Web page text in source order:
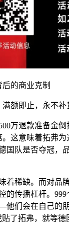
的商业克制
额即止，永不补
万退款准备金
。这意味着拓弗
队是否夺冠，
着稀缺。而对品
的传播杠杆。999
们会在自己的
了拓弗，就等德